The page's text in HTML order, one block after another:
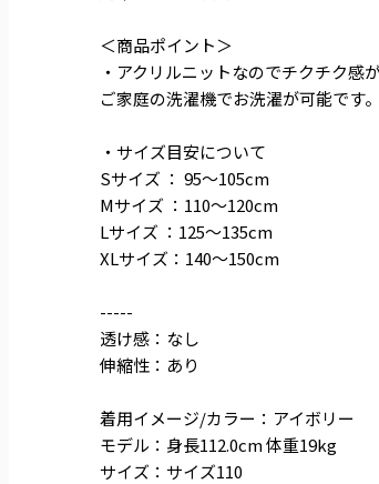
＜商品ポイント＞
・アクリルニットなのでチクチク感
ご家庭の洗濯機でお洗濯が可能です。
・サイズ目安について
Sサイズ ： 95～105cm
Mサイズ ：110～120cm
Lサイズ ：125～135cm
XLサイズ：140～150cm
-----
透け感：なし
伸縮性：あり
着用イメージ/カラー：アイボリー
モデル：身長112.0cm 体重19kg
サイズ：サイズ110